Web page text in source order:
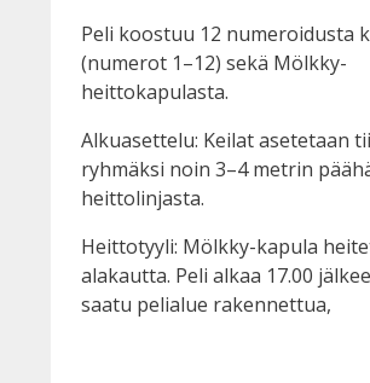
Peli koostuu 12 numeroidusta
(numerot 1–12) sekä Mölkky-
heittokapulasta.
Alkuasettelu: Keilat asetetaan
ryhmäksi noin 3–4 metrin
heittolinjasta.
Heittotyyli: Mölkky-kapula
alakautta. Peli alkaa 17.00
saatu pelialue rakennettua,